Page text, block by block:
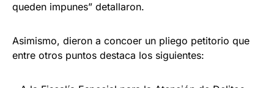
queden impunes” detallaron.
Asimismo, dieron a concoer un pliego petitorio que
entre otros puntos destaca los siguientes: